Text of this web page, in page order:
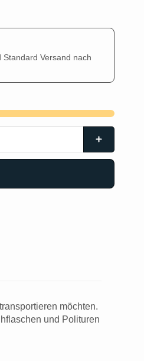
Versand nach
möchten.
und Polituren